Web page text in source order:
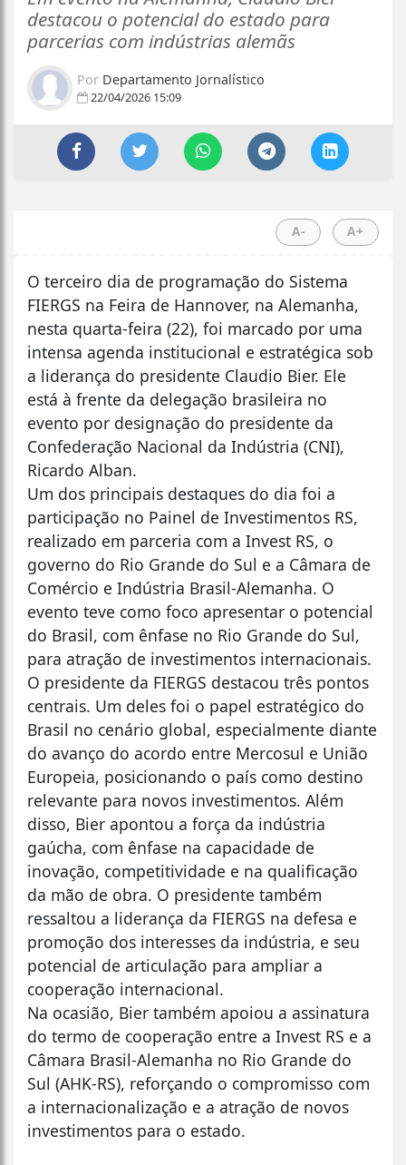
destacou o potencial do estado para
parcerias com indústrias alemãs
Por Departamento Jornalístico
22/04/2026 15:09
A- A+
O terceiro dia de programação do Sistema
FIERGS na Feira de Hannover, na Alemanha,
nesta quarta-feira (22), foi marcado por uma
intensa agenda institucional e estratégica sob
a liderança do presidente Claudio Bier. Ele
está à frente da delegação brasileira no
evento por designação do presidente da
Confederação Nacional da Indústria (CNI),
Ricardo Alban.
Um dos principais destaques do dia foi a
participação no Painel de Investimentos RS,
realizado em parceria com a Invest RS, o
governo do Rio Grande do Sul e a Câmara de
Comércio e Indústria Brasil-Alemanha. O
evento teve como foco apresentar o potencial
do Brasil, com ênfase no Rio Grande do Sul,
para atração de investimentos internacionais.
O presidente da FIERGS destacou três pontos
centrais. Um deles foi o papel estratégico do
Brasil no cenário global, especialmente diante
do avanço do acordo entre Mercosul e União
Europeia, posicionando o país como destino
relevante para novos investimentos. Além
disso, Bier apontou a força da indústria
gaúcha, com ênfase na capacidade de
inovação, competitividade e na qualificação
da mão de obra. O presidente também
ressaltou a liderança da FIERGS na defesa e
promoção dos interesses da indústria, e seu
potencial de articulação para ampliar a
cooperação internacional.
Na ocasião, Bier também apoiou a assinatura
do termo de cooperação entre a Invest RS e a
Câmara Brasil-Alemanha no Rio Grande do
Sul (AHK-RS), reforçando o compromisso com
a internacionalização e a atração de novos
investimentos para o estado.